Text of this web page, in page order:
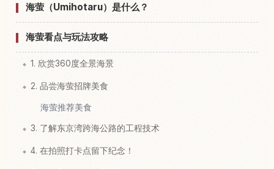
海萤（Umihotaru）是什么？
海萤看点与玩法攻略
1. 欣赏360度全景海景
2. 品尝海萤招牌美食
海萤推荐美食
3. 了解东京湾跨海公路的工程技术
4. 在拍照打卡点留下纪念！